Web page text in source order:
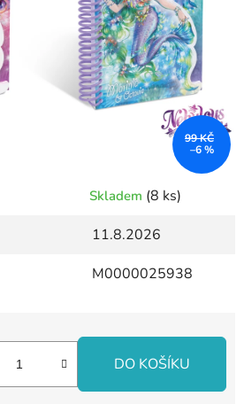
Skladem (8 ks)
11.8.2026
M0000025938
DO KOŠÍKU
99 KČ
–6 %